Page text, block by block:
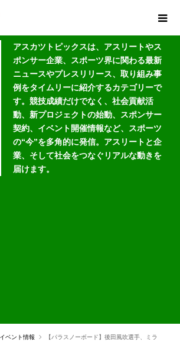
アスカツトピックスは、アスリートやス
ポンサー企業、スポーツ界に関わる最新
ニュースやプレスリリース、取り組み事
例をタイムリーに紹介するカテゴリーで
す。競技成績だけでなく、社会貢献活
動、新プロジェクトの始動、スポンサー
契約、イベント開催情報など、スポーツ
の“今”を多角的に発信。アスリートと企
業、そして社会をつなぐリアルな動きを
届けます。
ベント情報
【パラスノーボード】後田風吹選手、ミラ